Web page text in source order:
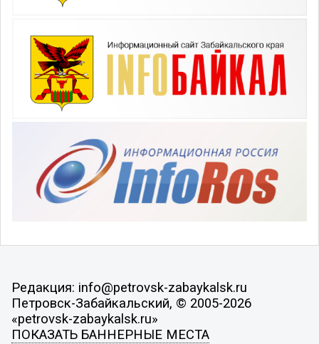
Редакция: info@petrovsk-zabaykalsk.ru
Петровск-Забайкальский, © 2005-2026
«petrovsk-zabaykalsk.ru»
ПОКАЗАТЬ БАННЕРНЫЕ МЕСТА